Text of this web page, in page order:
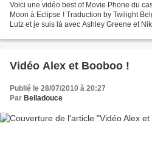
Voici une vidéo best of Movie Phone du
Moon à Eclipse ! Traduction by Twilight
Lutz et je suis là avec Ashley Greene et
Vidéo Alex et Booboo !
Publié le 28/07/2010 à 20:27
Par Belladouce